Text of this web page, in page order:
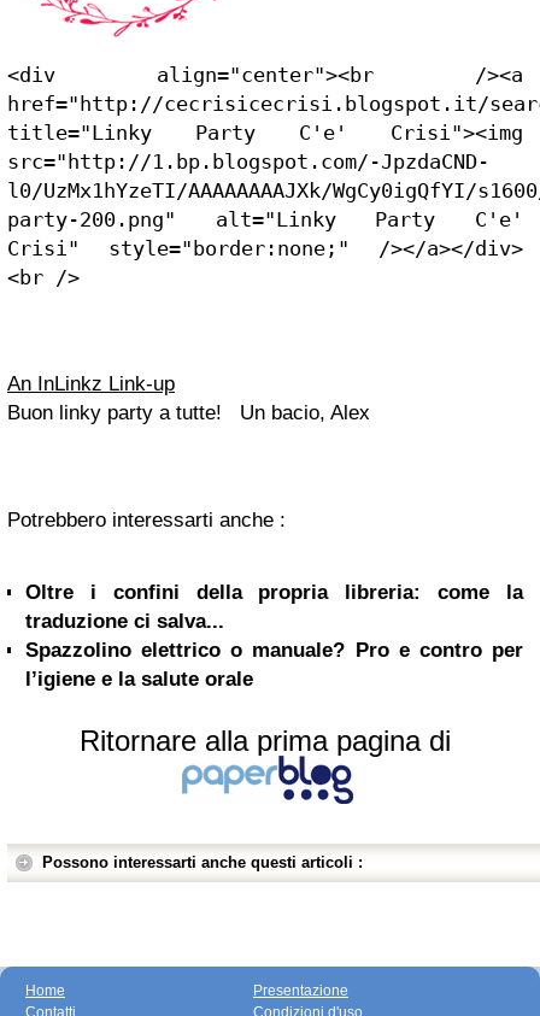
<div align="center"><br /><a
href="http://cecrisicecrisi.blogspot.it/
title="Linky Party C'e' Crisi"><img
src="http://1.bp.blogspot.com/-JpzdaCND-
l0/UzMx1hYzeTI/AAAAAAAAJXk/WgCy0igQfYI/
party-200.png" alt="Linky Party C'e'
Crisi" style="border:none;" /></a></div>
<br />
An InLinkz Link-up
Buon linky party a tutte! Un bacio, Alex
Potrebbero interessarti anche :
Oltre i confini della propria libreria: come la
traduzione ci salva...
Spazzolino elettrico o manuale? Pro e contro per
l’igiene e la salute orale
Ritornare alla prima pagina di
Possono interessarti anche questi articoli :
Home
Contatti
Presentazione
Condizioni d'uso